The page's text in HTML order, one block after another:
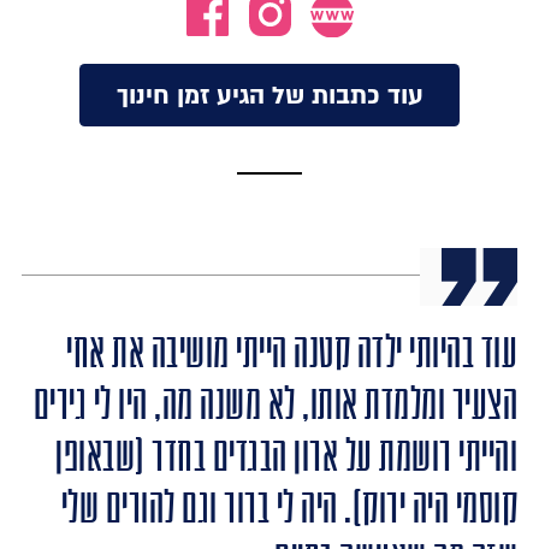
עוד כתבות של הגיע זמן חינוך
עוד בהיותי ילדה קטנה הייתי מושיבה את אחי
הצעיר ומלמדת אותו, לא משנה מה, היו לי גירים
והייתי רושמת על ארון הבגדים בחדר (שבאופן
קוסמי היה ירוק). היה לי ברור וגם להורים שלי